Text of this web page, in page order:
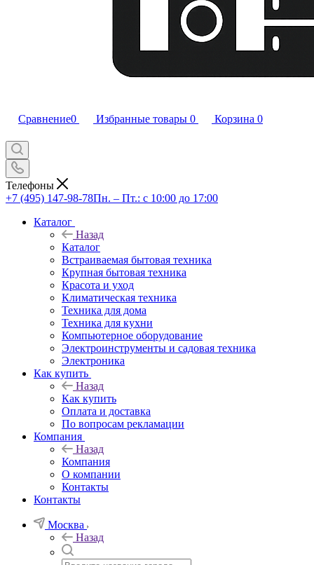
Сравнение0 Избранные товары 0 Корзина 0
Телефоны
+7 (495) 147-98-78Пн. – Пт.: с 10:00 до 17:00
Каталог
Назад
Каталог
Встраиваемая бытовая техника
Крупная бытовая техника
Красота и уход
Климатическая техника
Техника для дома
Техника для кухни
Компьютерное оборудование
Электроинструменты и садовая техника
Электроника
Как купить
Назад
Как купить
Оплата и доставка
По вопросам рекламации
Компания
Назад
Компания
О компании
Контакты
Контакты
Москва
Назад